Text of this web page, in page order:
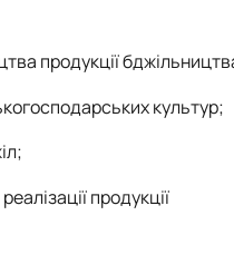
продукції
культур;
продукції